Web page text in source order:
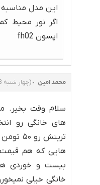
این مدل مناسبه.
اگر نور محیط
اپسون fh02
محمد امین (چهار شنبه 03 مرداد 1403 - 12:23)
سلام وقت بخیر.
های خانگی رو
ترینش
هایی که هم قیمت
بیست و خوردی
خانگی خیلی